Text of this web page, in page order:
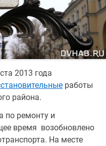
2013 года
работы
района.
по ремонту и
время возобновлено
На месте